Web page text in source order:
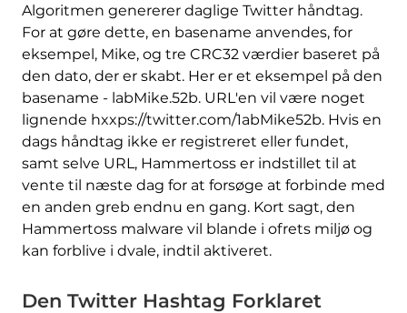
Algoritmen genererer daglige Twitter håndtag.
For at gøre dette, en basename anvendes, for
eksempel, Mike, og tre CRC32 værdier baseret på
den dato, der er skabt. Her er et eksempel på den
basename - labMike.52b. URL'en vil være noget
lignende hxxps://twitter.com/1abMike52b. Hvis en
dags håndtag ikke er registreret eller fundet,
samt selve URL, Hammertoss er indstillet til at
vente til næste dag for at forsøge at forbinde med
en anden greb endnu en gang. Kort sagt, den
Hammertoss malware vil blande i ofrets miljø og
kan forblive i dvale, indtil aktiveret.
Den Twitter Hashtag Forklaret